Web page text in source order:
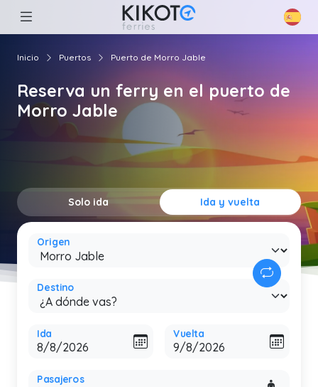
Inicio Puertos Puerto de Morro Jable
Reserva un ferry en el puerto de
Morro Jable
Solo ida Ida y vuelta
Origen
Destino
Ida Vuelta
Pasajeros